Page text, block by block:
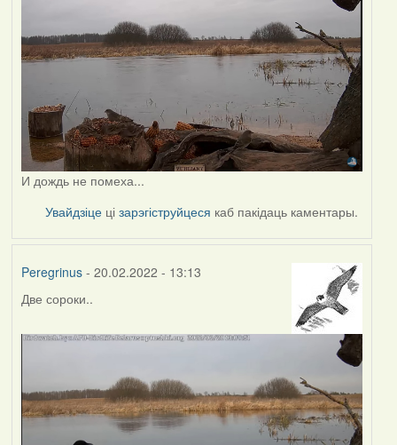
И дождь не помеха...
Увайдзіце цізарэгіструйцеся каб пакідаць каментары.
Peregrinus- 20.02.2022 - 13:13
Две сороки..